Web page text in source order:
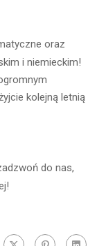
oraz
i niemieckim!
kolejną letnią
do nas,